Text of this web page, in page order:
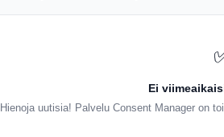
Ei
Hienoja uutisia! Palvelu Consent Manager on